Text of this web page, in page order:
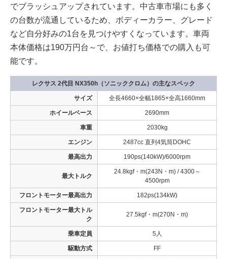
でブラッシュアップされています。中古車市場にも多く
の台数が流通しているため、ボディーカラー、グレード
など自分好みの1台を見つけやすくなっています。車両
本体価格は190万円台～で、お値打ち価格での購入も可
能です。
レクサス 2代目 NX350h（ソニッククロム）の主なスペック
サイズ 全長4660×全幅1865×全高1660mm
ホイールベース 2690mm
車重 2030kg
エンジン 2487cc 直列4気筒DOHC
最高出力 190ps(140kW)/6000rpm
最大トルク
24.8kgf・m(243N・m) / 4300～
4500rpm
フロントモーター最高出力 182ps(134kW)
フロントモーター最大トル
ク
27.5kgf・m(270N・m)
乗車定員 5人
駆動方式 FF